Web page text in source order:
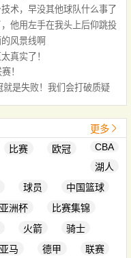
术，早没其他球队什么事了
他用左手在我头上后仰跳投
风景线啊
真实了！
！
是失败！我们会打破质疑
更多
比赛 欧冠
CBA
湖人
球员
中国篮球
亚洲杯
比赛集锦
火箭
骑士
马 德甲
联赛